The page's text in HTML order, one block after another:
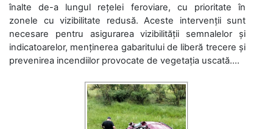
înalte de-a lungul rețelei feroviare, cu prioritate în
zonele cu vizibilitate redusă. Aceste intervenții sunt
necesare pentru asigurarea vizibilității semnalelor și
indicatoarelor, menținerea gabaritului de liberă trecere și
prevenirea incendiilor provocate de vegetația uscată....